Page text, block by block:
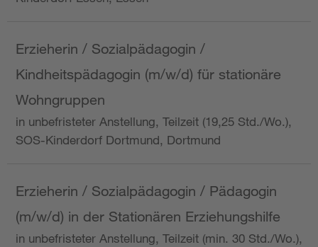
Erzieherin / Sozialpädagogin /
Kindheitspädagogin (m/w/d) für stationäre
Wohngruppen
in unbefristeter Anstellung, Teilzeit (19,25 Std./Wo.),
SOS-Kinderdorf Dortmund, Dortmund
Erzieherin / Sozialpädagogin / Pädagogin
(m/w/d) in der Stationären Erziehungshilfe
in unbefristeter Anstellung, Teilzeit (min. 30 Std./Wo.),